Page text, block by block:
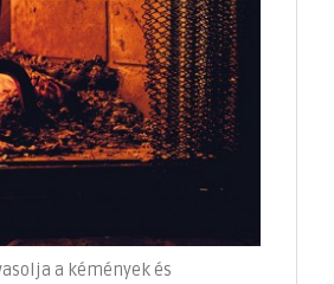
a kémények és